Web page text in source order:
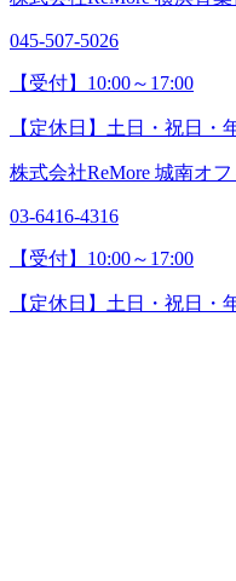
045-507-5026
【受付】10:00～17:00
【定休日】土日・祝日・
株式会社ReMore 城南オフ
03-6416-4316
【受付】10:00～17:00
【定休日】土日・祝日・